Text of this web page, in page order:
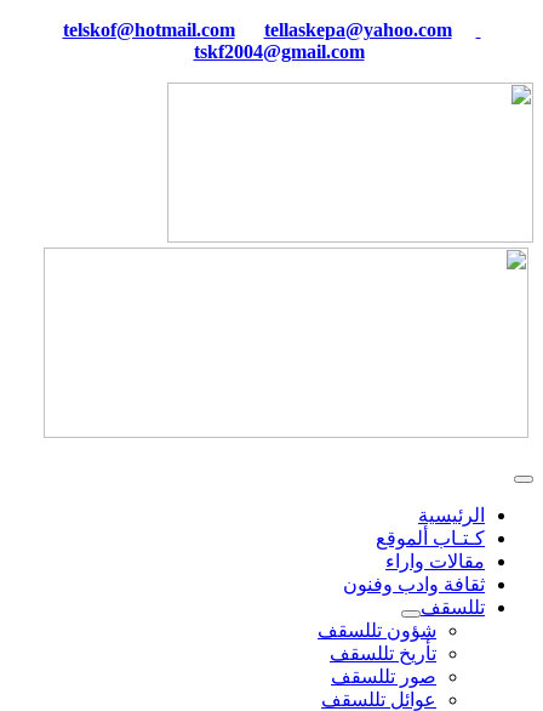
tellaskepa@yahoo.com
tskf2004@gmail.com
الرئيسية
كـتـاب ألموقع
مقالات واراء
ثقافة وادب وفنون
تللسقف
شؤون تللسقف
تأريخ تللسقف
صور تللسقف
عوائل تللسقف